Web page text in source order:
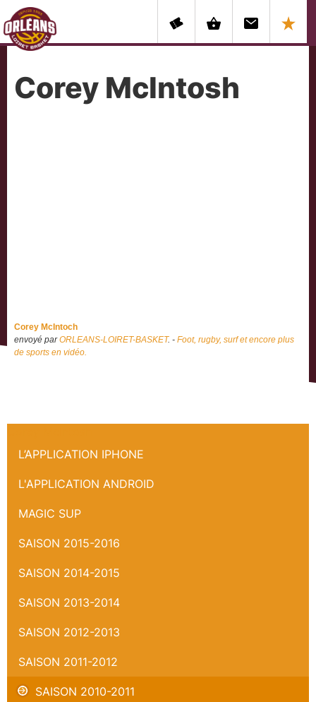
Corey McIntosh
Corey McIntoch
envoyé parORLEANS-LOIRET-BASKET. - Foot, rugby, surf et encore plus
de sports en vidéo.
L’APPLICATION IPHONE
L'APPLICATION ANDROID
MAGIC SUP
SAISON 2015-2016
SAISON 2014-2015
SAISON 2013-2014
SAISON 2012-2013
SAISON 2011-2012
SAISON 2010-2011